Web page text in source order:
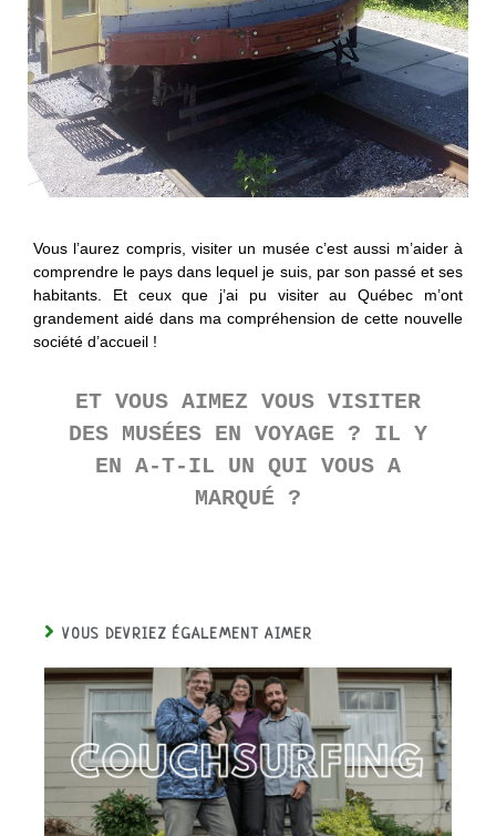
Vous l’aurez compris, visiter un musée c’est aussi m’aider à
comprendre le pays dans lequel je suis, par son passé et ses
habitants. Et ceux que j’ai pu visiter au Québec m’ont
grandement aidé dans ma compréhension de cette nouvelle
société d’accueil !
ET VOUS AIMEZ VOUS VISITER
DES MUSÉES EN VOYAGE ? IL Y
EN A-T-IL UN QUI VOUS A
MARQUÉ ?
VOUS DEVRIEZ ÉGALEMENT AIMER